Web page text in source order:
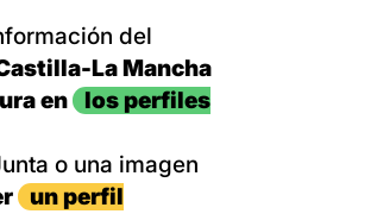
del
La Mancha
en
los perfiles
o una imagen
un perfil